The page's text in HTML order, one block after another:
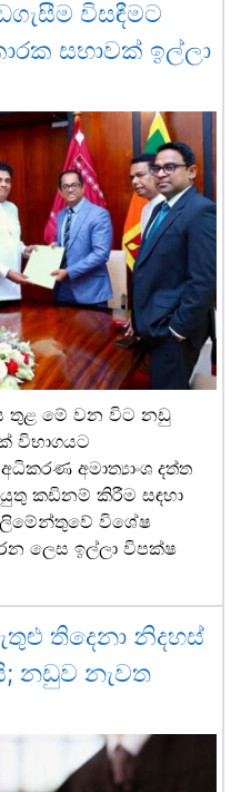
විසඳීමට
සභාවක් ඉල්ලා
තුළ මේ වන විට නඩු
විභාගයට
අමාත්‍යාංශ දත්ත
කඩිනම් කිරීම සඳහා
විශේෂ
ලෙස ඉල්ලා විපක්ෂ
තිදෙනා නිදහස්
නඩුව නැවත